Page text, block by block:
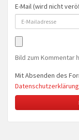
E-Mail (wird nicht
Bild zum Kommentar
Mit Absenden des
Datenschutzerklärung